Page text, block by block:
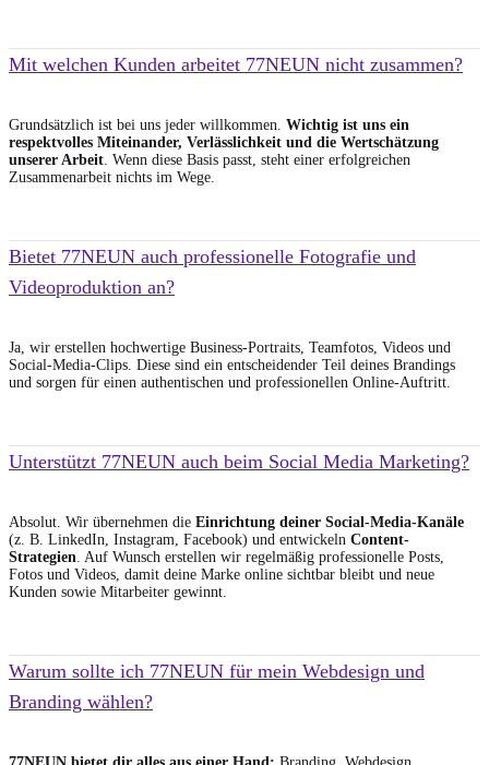
Mit welchen Kunden arbeitet 77NEUN nicht zusammen?
Grundsätzlich ist bei uns jeder willkommen. Wichtig ist uns ein
respektvolles Miteinander, Verlässlichkeit und die Wertschätzung
unserer Arbeit . Wenn diese Basis passt, steht einer erfolgreichen
Zusammenarbeit nichts im Wege.
Bietet 77NEUN auch professionelle Fotografie und
Videoproduktion an?
Ja, wir erstellen hochwertige Business-Portraits, Teamfotos, Videos und
Social-Media-Clips. Diese sind ein entscheidender Teil deines Brandings
und sorgen für einen authentischen und professionellen Online-Auftritt.
Unterstützt 77NEUN auch beim Social Media Marketing?
Absolut. Wir übernehmen die Einrichtung deiner Social-Media-Kanäle
(z. B. LinkedIn, Instagram, Facebook) und entwickeln Content-
Strategien . Auf Wunsch erstellen wir regelmäßig professionelle Posts,
Fotos und Videos, damit deine Marke online sichtbar bleibt und neue
Kunden sowie Mitarbeiter gewinnt.
Warum sollte ich 77NEUN für mein Webdesign und
Branding wählen?